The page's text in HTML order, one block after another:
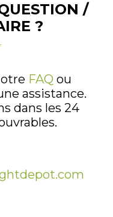
/
?
FAQ ou
assistance.
dans les 24